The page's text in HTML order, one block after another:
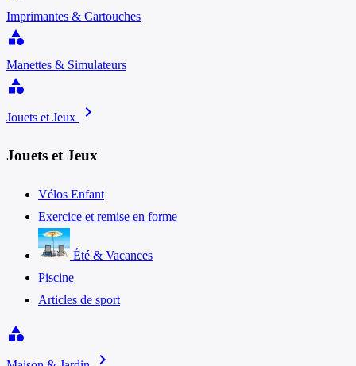
Imprimantes & Cartouches
category
Manettes & Simulateurs
category
Jouets et Jeux chevron_right
Jouets et Jeux
Vélos Enfant
Exercice et remise en forme
Été & Vacances
Piscine
Articles de sport
category
chevron_right